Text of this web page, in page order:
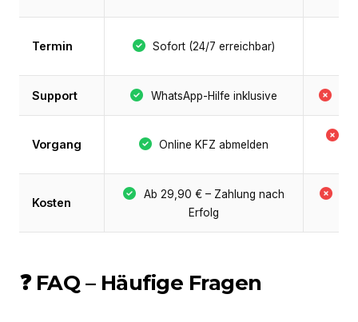
Termin Sofort (24/7 erreichbar)
Support WhatsApp-Hilfe inklusive
Vorgang Online KFZ abmelden
Kosten
Ab 29,90 € – Zahlung nach
Erfolg
❓ FAQ – Häufige Fragen